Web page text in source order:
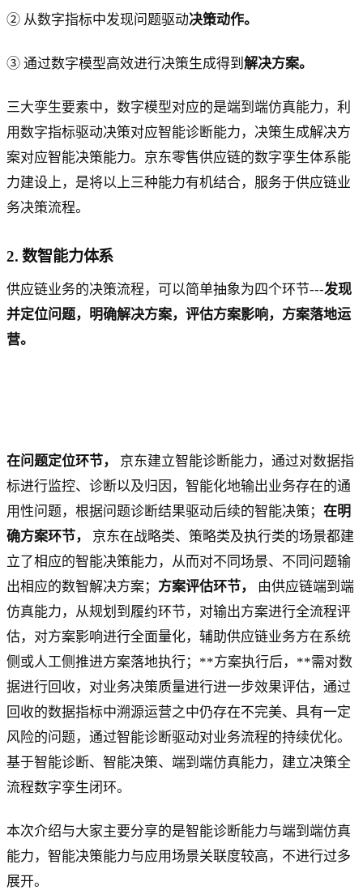
② 从数字指标中发现问题驱动决策动作。
③ 通过数字模型高效进行决策生成得到 解决方案。
三大孪生要素中，数字模型对应的是端到端仿真能力，利
用数字指标驱动决策对应智能诊断能力，决策生成解决方
案对应智能决策能力。京东零售供应链的数字孪生体系能
力建设上，是将以上三种能力有机结合，服务于供应链业
务决策流程。
2. 数智能力体系
供应链业务的决策流程，可以简单抽象为四个环节---发现
并定位问题，明确解决方案，评估方案影响，方案落地运
营。
在问题定位环节，
京东建立智能诊断能力，通过对数据指
标进行监控、诊断以及归因，智能化地输出业务存在的通
用性问题，根据问题诊断结果驱动后续的智能决策； 在明
确方案环节，
京东在战略类、策略类及执行类的场景都建
立了相应的智能决策能力，从而对不同场景、不同问题输
出相应的数智解决方案； 方案评估环节，
由供应链端到端
仿真能力，从规划到履约环节，对输出方案进行全流程评
估，对方案影响进行全面量化，辅助供应链业务方在系统
侧或人工侧推进方案落地执行；**方案执行后，**需对数
据进行回收，对业务决策质量进行进一步效果评估，通过
回收的数据指标中溯源运营之中仍存在不完美、具有一定
风险的问题，通过智能诊断驱动对业务流程的持续优化。
基于智能诊断、智能决策、端到端仿真能力，建立决策全
流程数字孪生闭环。
本次介绍与大家主要分享的是智能诊断能力与端到端仿真
能力，智能决策能力与应用场景关联度较高，不进行过多
展开。